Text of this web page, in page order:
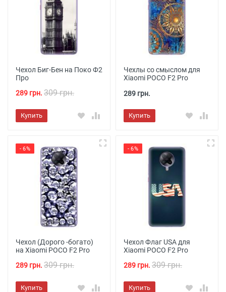
Чехол Биг-Бен на Поко Ф2
Про
289 грн. 309 грн.
Купить
Чехлы со смыслом для
Xiaomi POCO F2 Pro
289 грн.
Купить
- 6%
Чехол (Дорого -богато)
на Xiaomi POCO F2 Pro
289 грн. 309 грн.
Купить
- 6%
Чехол Флаг USA для
Xiaomi POCO F2 Pro
289 грн. 309 грн.
Купить